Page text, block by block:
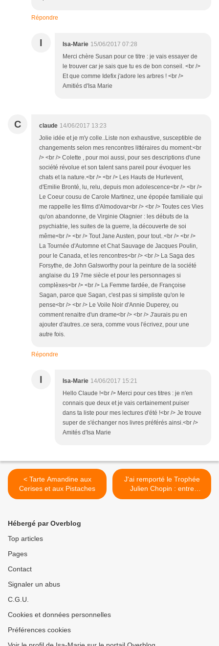
Répondre
I Isa-Marie 15/06/2017 07:28
Merci chère Susan pour ce titre : je vais essayer de
le trouver car je sais que tu es de bon conseil. <br />
Et que comme Idefix j'adore les arbres ! <br />
Amitiés d'Isa Marie
C claude 14/06/2017 13:23
Jolie idée et je m'y colle..Liste non exhaustive, susceptible de
changements selon mes rencontres littéraires du moment:<br
/> <br /> Colette , pour moi aussi, pour ses descriptions d'une
société révolue et son talent sans pareil pour évoquer les
chats et la nature.<br /> <br /> Les Hauts de Hurlevent,
d'Emilie Bronté, lu, relu, depuis mon adolescence<br /> <br />
Le Coeur cousu de Carole Martinez, une épopée familiale qui
me rappelle les films d'Almodovar<br /> <br /> Toutes ces Vies
qu'on abandonne, de Virginie Olagnier : les débuts de la
psychiatrie, les suites de la guerre, la découverte de soi
même<br /> <br /> Tout Jane Austen, pour tout..<br /> <br />
La Tournée d'Automne et Chat Sauvage de Jacques Poulin,
pour le Canada, et les rencontres<br /> <br /> La Saga des
Forsythe, de John Galsworthy pour la peinture de la société
anglaise du 19 7me siècle et pour les personnages si
complèxes<br /> <br /> La Femme fardée, de Françoise
Sagan, parce que Sagan, c'est pas si simpliste qu'on le
pense<br /> <br /> Le Voile Noir d'Annie Duperey, ou
comment renaitre d'un drame<br /> <br /> J'aurais pu en
ajouter d'autres..ce sera, comme vous l'écrivez, pour une
autre fois.
Répondre
I Isa-Marie 14/06/2017 15:21
Hello Claude !<br /> Merci pour ces titres : je n'en
connais que deux et je vais certainement puiser
dans ta liste pour mes lectures d'été !<br /> Je trouve
super de s'échanger nos livres préférés ainsi.<br />
Amités d'Isa Marie
< Tarte Amandine aux
Cerises et aux Pistaches
J'ai remporté le Trophée
Julien Chopin : entre
Champagne et Ratafia >
Hébergé par Overblog
Top articles
Pages
Contact
Signaler un abus
C.G.U.
Cookies et données personnelles
Préférences cookies